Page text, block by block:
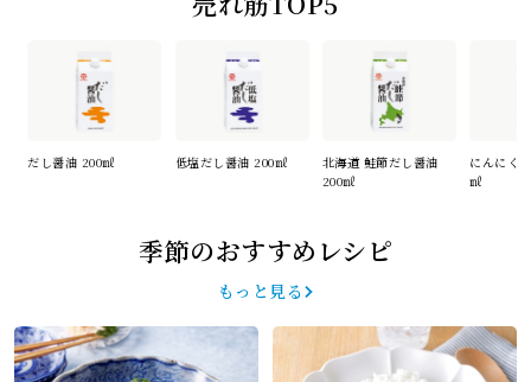
だし醤油 200㎖ 低塩だし醤油 200㎖
北海道 鮭節だし醤油
200㎖
にんにく
㎖
季節のおすすめレシピ
もっと見る